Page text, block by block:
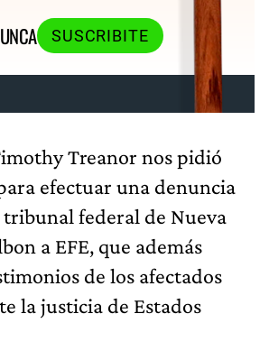
SUSCRIBITE
Treanor nos pidió
efectuar una denuncia
federal de Nueva
a EFE, que además
de los afectados
la justicia de Estados